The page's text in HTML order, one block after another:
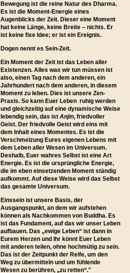
Bewegung ist die reine Natur des Dharma.
Es ist die Moment-Energie eines
Augenblicks der Zeit. Dieser eine Moment
hat keine Länge, keine Breite – nichts. Er
ist keine fixe Idee; er ist ein Ereignis.
Dogen nennt es Sein-Zeit.
Ein Moment der Zeit ist das Leben aller
Existenzen. Alles was wir tun müssen ist
also, einen Tag nach dem anderen, ein
Jahrhundert nach dem anderen, in diesem
Moment zu leben. Dies ist unsere Zen-
Praxis. So kann Euer Leben ruhig werden
und gleichzeitig auf eine dynamische Weise
lebendig sein, das ist Anjin, friedvoller
Geist. Der friedvolle Geist wird eins mit
dem Inhalt eines Momentes. Es ist die
Verschmelzung Eures eigenen Lebens mit
dem Leben aller Wesen im Universum.
Deshalb, Euer wahres Selbst ist eine Art
Energie. Es ist die ursprüngliche Energie,
die im eben einsetzenden Moment ständig
aufkommt. Auf diese Weise wird das Selbst
das gesamte Universum.
Einssein ist unsere Basis, der
Ausgangspunkt, an dem wir aufstehen
können als Nachkommen von Buddha. Es
ist das Fundament, auf das wir unser Leben
aufbauen. Das „ewige Leben“ ist dann in
Eurem Herzen und Ihr könnt Euer Leben
mit anderen teilen, ohne hochmütig zu sein.
Das ist der Zeitpunkt der Reife, um den
Weg zu übermitteln und um fühlende
Wesen zu berühren, „zu retten“."